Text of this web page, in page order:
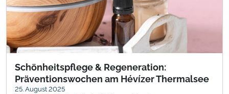
Schönheitspflege & Regeneration:
Präventionswochen am Hévízer Thermalsee
25. August 2025